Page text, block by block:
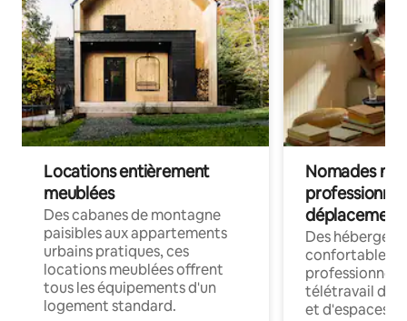
Locations entièrement
meublées
Des cabanes de montagne
paisibles aux appartements
urbains pratiques, ces
locations meublées offrent
tous les équipements d'un
logement standard.
Nomades
déplacement
Des
confortables
professionnels
télétravail
et d'espaces